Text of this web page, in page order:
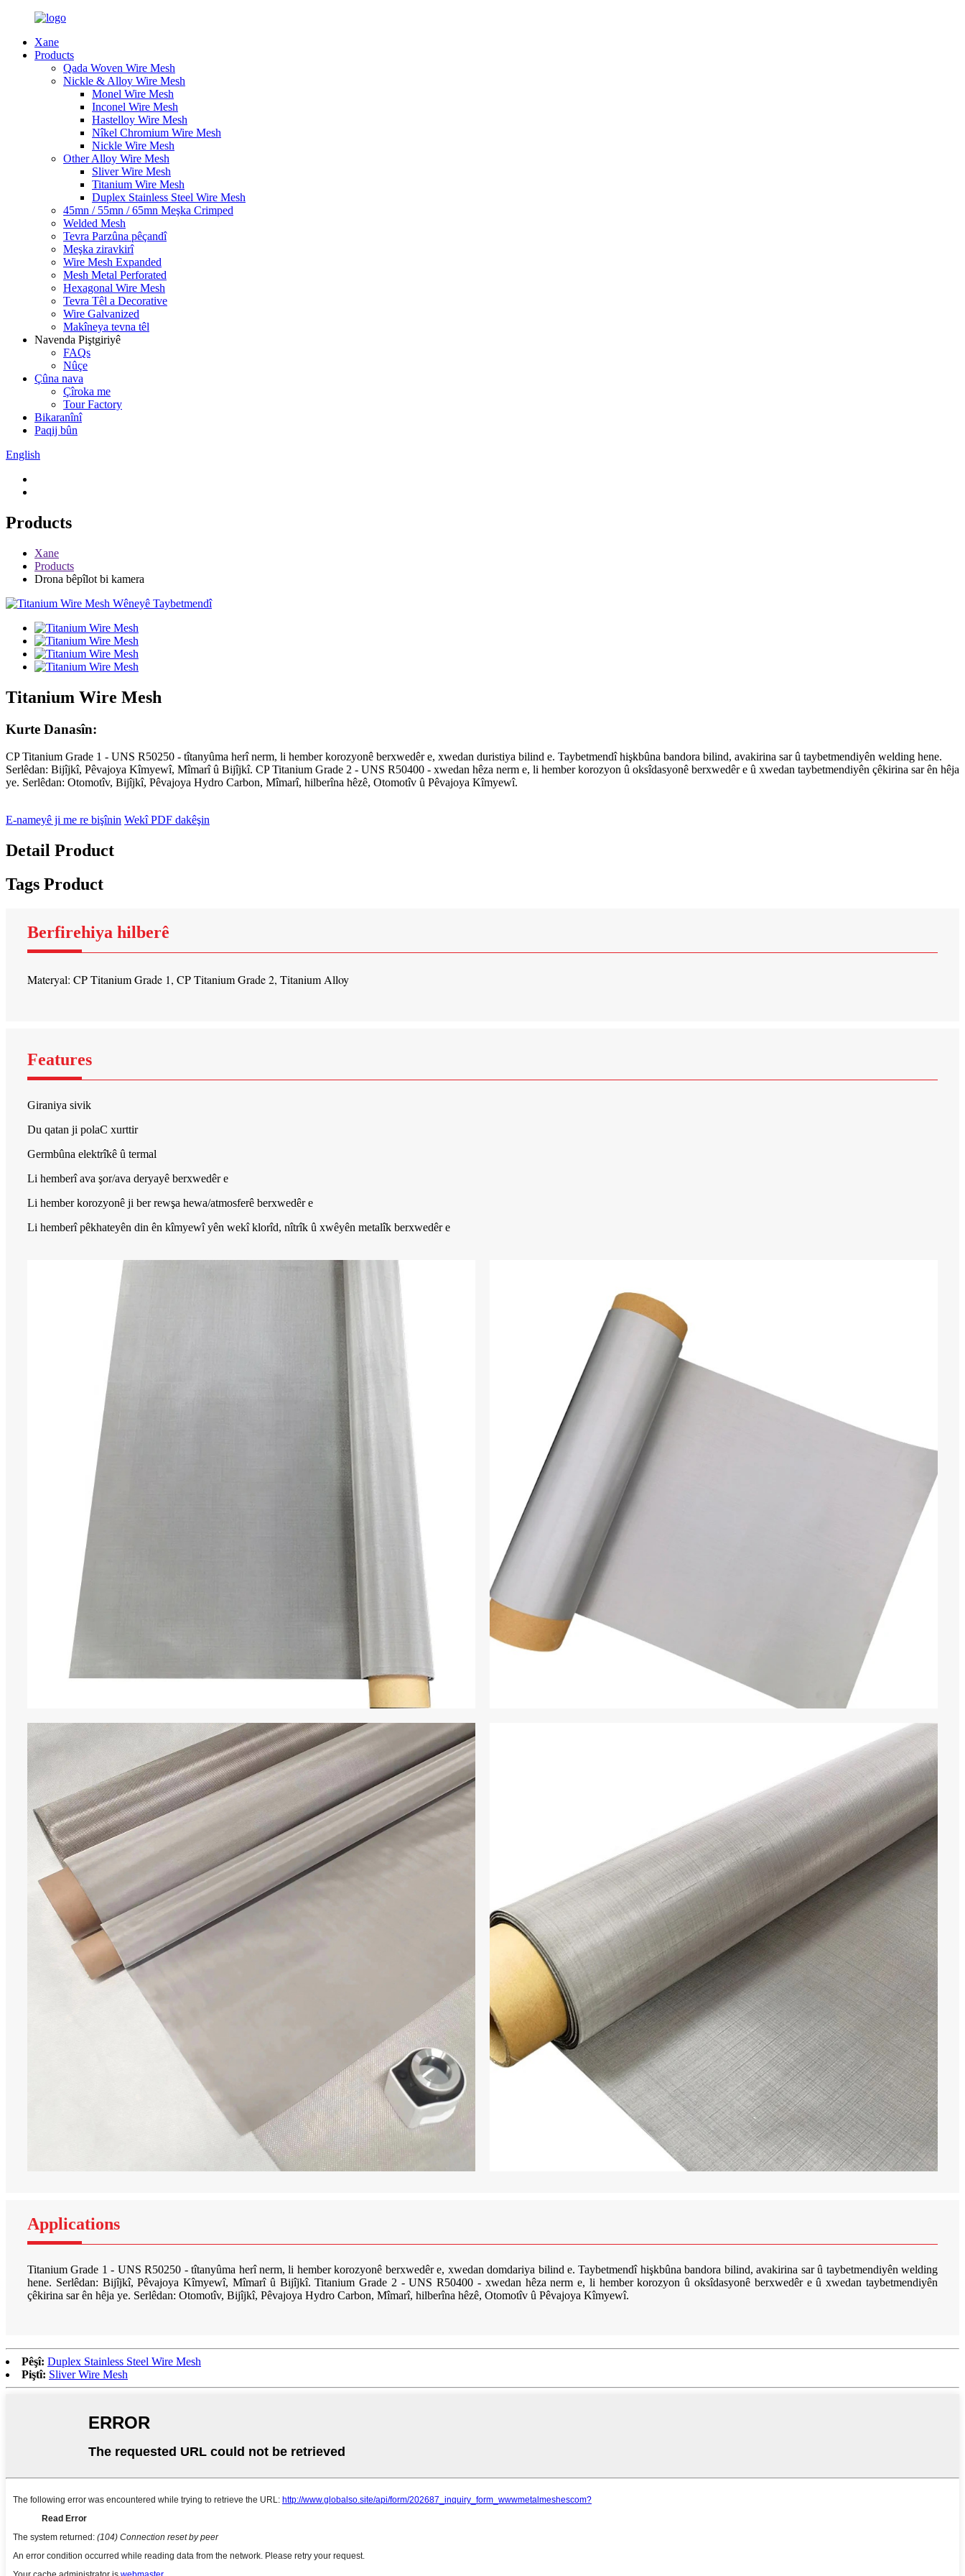
Xane
Products
Qada Woven Wire Mesh
Nickle & Alloy Wire Mesh
Monel Wire Mesh
Inconel Wire Mesh
Hastelloy Wire Mesh
Nîkel Chromium Wire Mesh
Nickle Wire Mesh
Other Alloy Wire Mesh
Sliver Wire Mesh
Titanium Wire Mesh
Duplex Stainless Steel Wire Mesh
45mn / 55mn / 65mn Meşka Crimped
Welded Mesh
Tevra Parzûna pêçandî
Meşka ziravkirî
Wire Mesh Expanded
Mesh Metal Perforated
Hexagonal Wire Mesh
Tevra Têl a Decorative
Wire Galvanized
Makîneya tevna têl
Navenda Piştgiriyê
FAQs
Nûçe
Çûna nava
Çîroka me
Tour Factory
Bikaranînî
Paqij bûn
English
Products
Xane
Products
Drona bêpîlot bi kamera
Titanium Wire Mesh
Kurte Danasîn:
CP Titanium Grade 1 - UNS R50250 - tîtanyûma herî nerm, li hember korozyonê berxwedêr e, xwedan duristiya bilind e. Taybetmendî hişkbûna bandora bilind, avakirina sar û taybetmendiyên welding hene.
Serlêdan: Bijîjkî, Pêvajoya Kîmyewî, Mîmarî û Bijîjkî. CP Titanium Grade 2 - UNS R50400 - xwedan hêza nerm e, li hember korozyon û oksîdasyonê berxwedêr e û xwedan taybetmendiyên çêkirina sar ên hêja
ye. Serlêdan: Otomotîv, Bijîjkî, Pêvajoya Hydro Carbon, Mîmarî, hilberîna hêzê, Otomotîv û Pêvajoya Kîmyewî.
E-nameyê ji me re bişînin Wekî PDF dakêşin
Detail Product
Tags Product
Berfirehiya hilberê
Materyal: CP Titanium Grade 1, CP Titanium Grade 2, Titanium Alloy
Features
Giraniya sivik
Du qatan ji polaC xurttir
Germbûna elektrîkê û termal
Li hemberî ava şor/ava deryayê berxwedêr e
Li hember korozyonê ji ber rewşa hewa/atmosferê berxwedêr e
Li hemberî pêkhateyên din ên kîmyewî yên wekî klorîd, nîtrîk û xwêyên metalîk berxwedêr e
Applications
Titanium Grade 1 - UNS R50250 - tîtanyûma herî nerm, li hember korozyonê berxwedêr e, xwedan domdariya bilind e. Taybetmendî hişkbûna bandora bilind, avakirina sar û taybetmendiyên welding
hene. Serlêdan: Bijîjkî, Pêvajoya Kîmyewî, Mîmarî û Bijîjkî. Titanium Grade 2 - UNS R50400 - xwedan hêza nerm e, li hember korozyon û oksîdasyonê berxwedêr e û xwedan taybetmendiyên
çêkirina sar ên hêja ye. Serlêdan: Otomotîv, Bijîjkî, Pêvajoya Hydro Carbon, Mîmarî, hilberîna hêzê, Otomotîv û Pêvajoya Kîmyewî.
Pêşî: Duplex Stainless Steel Wire Mesh
Piştî: Sliver Wire Mesh